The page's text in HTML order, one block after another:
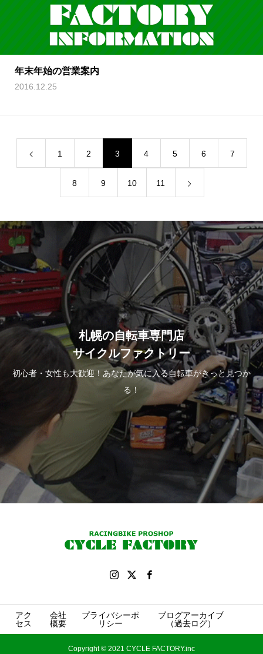
年末年始の営業案内
2016.12.25
1 2 3 4 5 6 7
8 9 10 11
札幌の自転車専門店
サイクルファクトリー
初心者・女性も大歓迎！あなたが気に入る自転車がきっと見つか
る！
アク
セス
会社
概要
プライバシーポ
リシー
ブログアーカイブ
（過去ログ）
Copyright © 2021 CYCLE FACTORY.inc